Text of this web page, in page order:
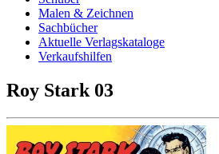
Malen & Zeichnen
Sachbücher
Aktuelle Verlagskataloge
Verkaufshilfen
Roy Stark 03